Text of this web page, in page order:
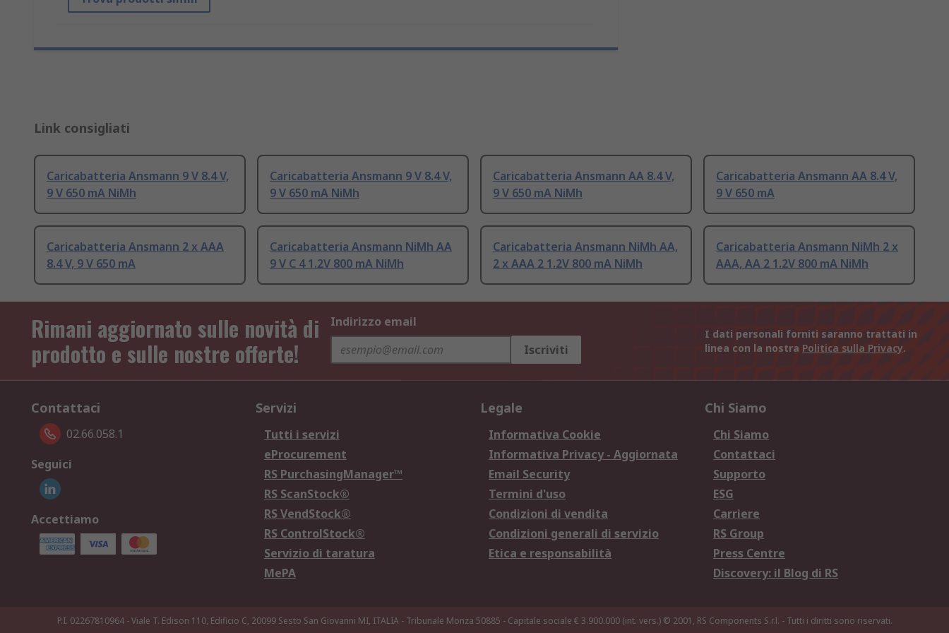
Link consigliati
Caricabatteria Ansmann 9 V 8.4 V,
9 V 650 mA NiMh
Caricabatteria Ansmann 9 V 8.4 V,
9 V 650 mA NiMh
Caricabatteria Ansmann AA 8.4 V,
9 V 650 mA NiMh
Caricabatteria Ansmann AA 8.4 V,
9 V 650 mA
Caricabatteria Ansmann 2 x AAA
8.4 V, 9 V 650 mA
Caricabatteria Ansmann NiMh AA
9 V C 4 1.2V 800 mA NiMh
Caricabatteria Ansmann NiMh AA,
2 x AAA 2 1.2V 800 mA NiMh
Caricabatteria Ansmann NiMh 2 x
AAA, AA 2 1.2V 800 mA NiMh
Rimani aggiornato sulle novità di
prodotto e sulle nostre offerte!
Indirizzo email
Iscriviti
I dati personali forniti saranno trattati in
linea con la nostra Politica sulla Privacy.
Contattaci
02.66.058.1
Seguici
Accettiamo
Servizi
Tutti i servizi
eProcurement
RS PurchasingManager™
RS ScanStock®
RS VendStock®
RS ControlStock®
Servizio di taratura
MePA
Legale
Informativa Cookie
Informativa Privacy - Aggiornata
Email Security
Termini d'uso
Condizioni di vendita
Condizioni generali di servizio
Etica e responsabilità
Chi Siamo
Chi Siamo
Contattaci
Supporto
ESG
Carriere
RS Group
Press Centre
Discovery: il Blog di RS
P.I. 02267810964 - Viale T. Edison 110, Edificio C, 20099 Sesto San Giovanni MI, ITALIA - Tribunale Monza 50885 - Capitale sociale € 3.900.000 (int. vers.) © 2001, RS Components S.r.l. - Tutti i diritti sono riservati.